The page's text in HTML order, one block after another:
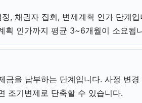
, 채권자 집회, 변제계획 인가 단계
획 인가까지 평균 3~6개월이 소요됩
금을 납부하는 단계입니다. 사정 변
조기변제로 단축할 수 있습니다.